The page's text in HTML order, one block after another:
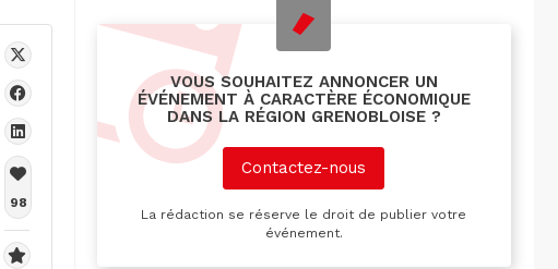
98
VOUS SOUHAITEZ ANNONCER UN
ÉVÉNEMENT À CARACTÈRE ÉCONOMIQUE
DANS LA RÉGION GRENOBLOISE ?
Contactez-nous
La rédaction se réserve le droit de publier votre
événement.